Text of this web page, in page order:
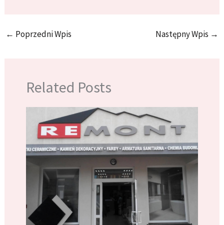
← Poprzedni Wpis Następny Wpis →
Related Posts